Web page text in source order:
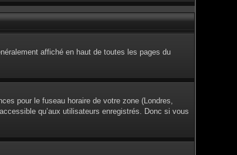
affiché en haut de toutes les pages du
pour le fuseau horaire de votre zone (Londres,
qu’aux utilisateurs enregistrés. Donc si vous